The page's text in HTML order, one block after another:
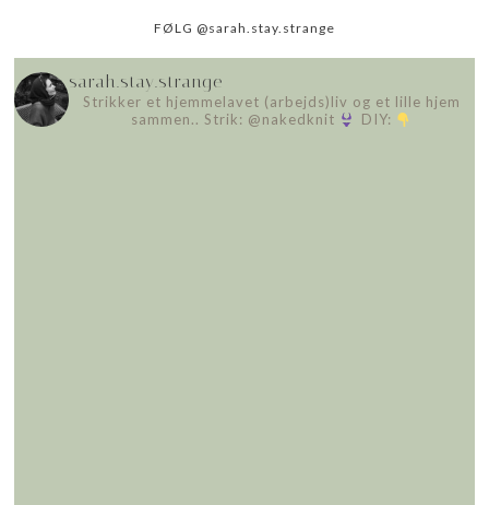
FØLG @sarah.stay.strange
sarah.stay.strange
Strikker et hjemmelavet (arbejds)liv og et lille hjem
sammen.. Strik: @nakedknit DIY: